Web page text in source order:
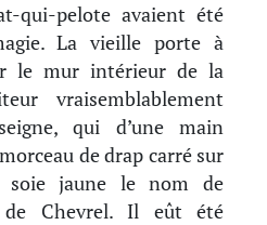
qui-pelote avaient été
La vieille porte à
le mur intérieur de la
vraisemblablement
qui d’une main
de drap carré sur
jaune le nom de
de Chevrel. Il eût été